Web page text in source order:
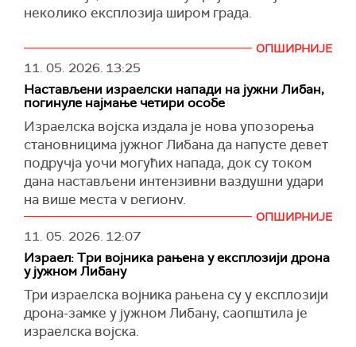
Са друге стране, министар спољних послова
Израела Гидеон Сар одбацио је санкције
оценивши тај чин као 'произвољан и
политички' и без икаквог основа.
Како истичу из Брисела, санкције нису
усмерене на насељенике уопште, већ само на
одређене као и на ентитете оптужене за
насиље над Палестинцима.
(Times of Israel )
Већина западних санкција против Сирије је
укинута прошле године са циљем да се
подстакне шира међународна реинтеграција
Сирије под председником Ахмедом ел Шаром,
2024. године свргнула Асада.
Реактивирање споразума о сарадњи са
Сиријом укинуло би ограничења на увоз
одређене сиријске робе, укључујући нафту и
нафтне деривате, као и дијаманте, злато и
друге племените метале.
У саопштењу Савета ЕУ се наводи да се овом
одлуком шаље јасан политички сигнал да је ЕУ
посвећена напорима да се поново повеже са
Сиријом и подржи њен економски опоравак.
(Reuters)
неколико експлозија широм града.
ОПШИРНИЈЕ
11. 05. 2026. 13:25
Настављени израелски напади на јужни Либан,
погинуле најмање четири особе
Израелска војска издала је нова упозорења
становницима јужног Либана да напусте девет
подручја уочи могућих напада, док су током
дана настављени интензивни ваздушни удари
на више места у региону.
Према локалним извештајима, у израелским
нападима погинуле су најмање четири особе,
међу којима и двојица браће у Набатији, док је
пет људи рањено.
(Al Jazeera)
ОПШИРНИЈЕ
11. 05. 2026. 12:07
Израел: Три војника рањена у експлозији дрона
у јужном Либану
Три израелска војника рањена су у експлозији
дрона-замке у јужном Либану, саопштила је
израелска војска.